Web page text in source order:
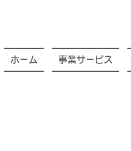
ホーム 事業サービス